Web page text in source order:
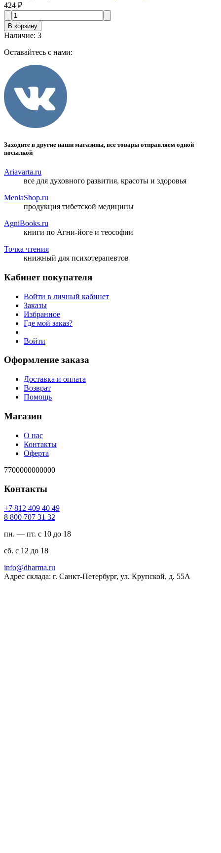
424 ₽
В корзину
Наличие: 3
Оставайтесь с нами:
Заходите в другие наши магазины, все товары отправляем одной
посылкой
Ariavarta.ru
все для духовного развития, красоты и здоровья
MenlaShop.ru
продукция тибетской медицины
AgniBooks.ru
книги по Агни-йоге и теософии
Точка чтения
книжный для психотерапевтов
Кабинет покупателя
Войти в личный кабинет
Заказы
Избранное
Где мой заказ?
Войти
Оформление заказа
Доставка и оплата
Возврат
Помощь
Магазин
О нас
Контакты
Оферта
7700000000000
Контакты
94 04 904 218 7+
23 13 707 008 8
пн. — пт. с 10 до 18
сб. с 12 до 18
ur.amrahd@ofni
Адрес склада: г. Санкт-Петербург, ул. Крупской, д. 55А